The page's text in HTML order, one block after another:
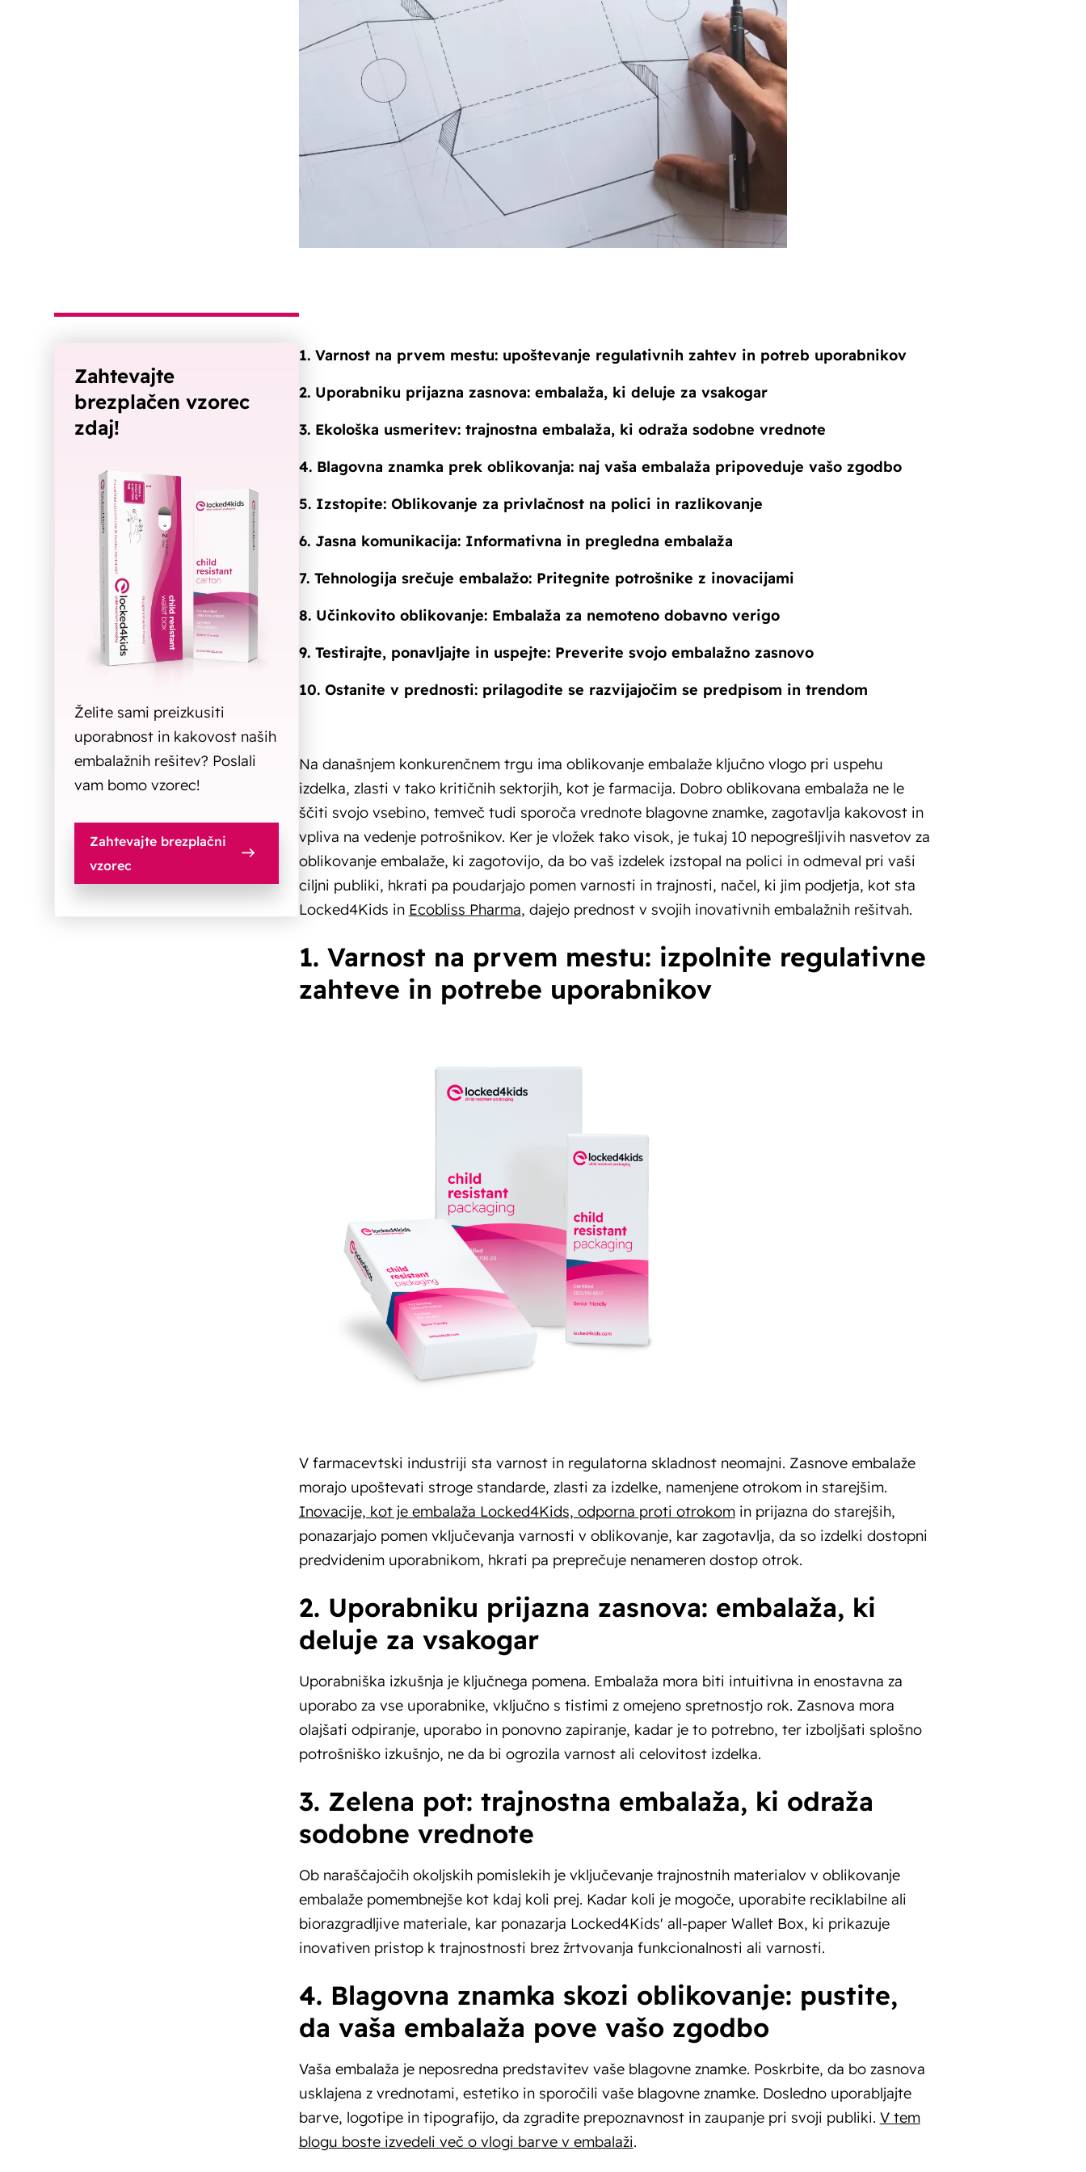
Zahtevajte
brezplačen vzorec
zdaj!
Želite sami preizkusiti
uporabnost in kakovost naših
embalažnih rešitev? Poslali
vam bomo vzorec!
Zahtevajte brezplačni
vzorec
1. Varnost na prvem mestu: upoštevanje regulativnih zahtev in potreb uporabnikov
2. Uporabniku prijazna zasnova: embalaža, ki deluje za vsakogar
3. Ekološka usmeritev: trajnostna embalaža, ki odraža sodobne vrednote
4. Blagovna znamka prek oblikovanja: naj vaša embalaža pripoveduje vašo zgodbo
5. Izstopite: Oblikovanje za privlačnost na polici in razlikovanje
6. Jasna komunikacija: Informativna in pregledna embalaža
7. Tehnologija srečuje embalažo: Pritegnite potrošnike z inovacijami
8. Učinkovito oblikovanje: Embalaža za nemoteno dobavno verigo
9. Testirajte, ponavljajte in uspejte: Preverite svojo embalažno zasnovo
10. Ostanite v prednosti: prilagodite se razvijajočim se predpisom in trendom
Na današnjem konkurenčnem trgu ima oblikovanje embalaže ključno vlogo pri uspehu
izdelka, zlasti v tako kritičnih sektorjih, kot je farmacija. Dobro oblikovana embalaža ne le
ščiti svojo vsebino, temveč tudi sporoča vrednote blagovne znamke, zagotavlja kakovost in
vpliva na vedenje potrošnikov. Ker je vložek tako visok, je tukaj 10 nepogrešljivih nasvetov za
oblikovanje embalaže, ki zagotovijo, da bo vaš izdelek izstopal na polici in odmeval pri vaši
ciljni publiki, hkrati pa poudarjajo pomen varnosti in trajnosti, načel, ki jim podjetja, kot sta
Locked4Kids in Ecobliss Pharma, dajejo prednost v svojih inovativnih embalažnih rešitvah.
1. Varnost na prvem mestu: izpolnite regulativne
zahteve in potrebe uporabnikov
V farmacevtski industriji sta varnost in regulatorna skladnost neomajni. Zasnove embalaže
morajo upoštevati stroge standarde, zlasti za izdelke, namenjene otrokom in starejšim.
Inovacije, kot je embalaža Locked4Kids, odporna proti otrokomin prijazna do starejših,
ponazarjajo pomen vključevanja varnosti v oblikovanje, kar zagotavlja, da so izdelki dostopni
predvidenim uporabnikom, hkrati pa preprečuje nenameren dostop otrok.
2. Uporabniku prijazna zasnova: embalaža, ki
deluje za vsakogar
Uporabniška izkušnja je ključnega pomena. Embalaža mora biti intuitivna in enostavna za
uporabo za vse uporabnike, vključno s tistimi z omejeno spretnostjo rok. Zasnova mora
olajšati odpiranje, uporabo in ponovno zapiranje, kadar je to potrebno, ter izboljšati splošno
potrošniško izkušnjo, ne da bi ogrozila varnost ali celovitost izdelka.
3. Zelena pot: trajnostna embalaža, ki odraža
sodobne vrednote
Ob naraščajočih okoljskih pomislekih je vključevanje trajnostnih materialov v oblikovanje
embalaže pomembnejše kot kdaj koli prej. Kadar koli je mogoče, uporabite reciklabilne ali
biorazgradljive materiale, kar ponazarja Locked4Kids' all-paper Wallet Box, ki prikazuje
inovativen pristop k trajnostnosti brez žrtvovanja funkcionalnosti ali varnosti.
4. Blagovna znamka skozi oblikovanje: pustite,
da vaša embalaža pove vašo zgodbo
Vaša embalaža je neposredna predstavitev vaše blagovne znamke. Poskrbite, da bo zasnova
usklajena z vrednotami, estetiko in sporočili vaše blagovne znamke. Dosledno uporabljajte
barve, logotipe in tipografijo, da zgradite prepoznavnost in zaupanje pri svoji publiki. V tem
blogu boste izvedeli več o vlogi barve v embalaži.